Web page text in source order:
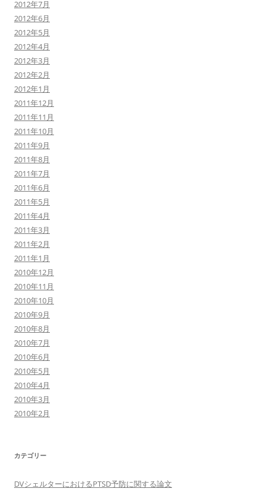
2012年7月
2012年6月
2012年5月
2012年4月
2012年3月
2012年2月
2012年1月
2011年12月
2011年11月
2011年10月
2011年9月
2011年8月
2011年7月
2011年6月
2011年5月
2011年4月
2011年3月
2011年2月
2011年1月
2010年12月
2010年11月
2010年10月
2010年9月
2010年8月
2010年7月
2010年6月
2010年5月
2010年4月
2010年3月
2010年2月
カテゴリー
DVシェルターにおけるPTSD予防に関する論文